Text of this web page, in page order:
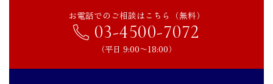
お電話でのご相談はこちら（無料）
03-4500-7072
（平日 9:00〜18:00）